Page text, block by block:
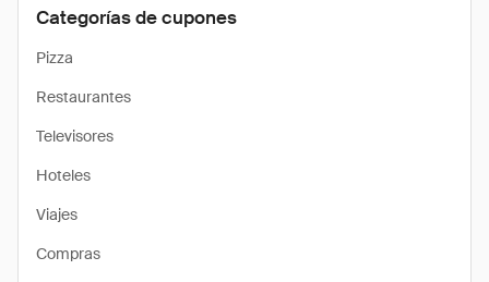
Categorías de cupones
Pizza
Restaurantes
Televisores
Hoteles
Viajes
Compras